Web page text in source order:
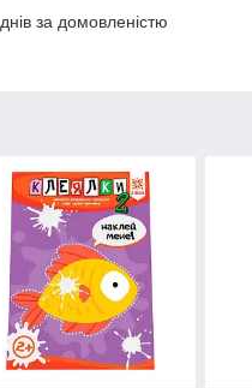
за домовленістю